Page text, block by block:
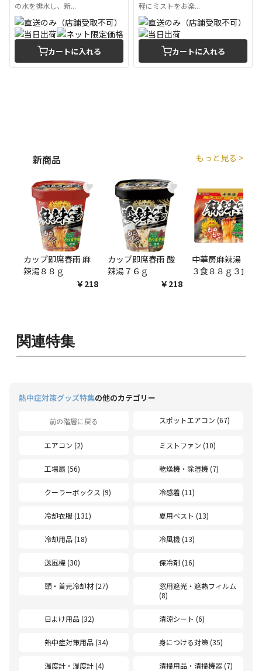
の水を排水し、新...
カートに入れる
軽にミストをお楽...
カートに入れる
新商品 もっと見る >
♥
カップ即席春雨 麻
辣湯８８ｇ
￥218
♥
カップ即席春雨 酸
辣湯７６ｇ
￥218
中華房麻辣湯 袋麺
３食８８ｇ３食
関連特集
熱中症対策グッズ特集の他のカテゴリー
前の階層に戻る スポットエアコン (67)
エアコン (2) ミストファン (10)
工場扇 (56) 乾燥機・除湿機 (7)
クーラーボックス (9) 冷感着 (11)
冷却衣服 (131) 夏用ベスト (13)
冷却用品 (18) 冷風機 (13)
送風機 (30) 保冷剤 (16)
頭・首元冷却材 (27)
窓用遮光・遮熱フィルム
(8)
日よけ用品 (32) 清涼シート (6)
熱中症対策用品 (34) 身につける対策 (35)
温度計・湿度計 (4) 清掃用品・清掃機器 (7)